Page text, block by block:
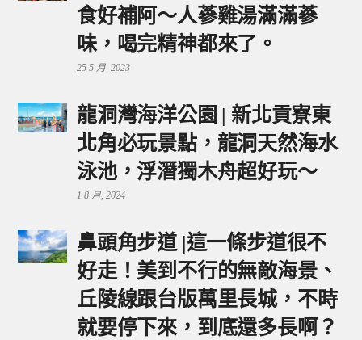
食好補阿～人蔘雞湯滿滿蔘
味，喝完精神都來了。
25 5 月, 2023
龍洞灣海洋公園 | 新北貢寮東
北角必玩景點，龍洞天然海水
泳池，浮潛獨木舟超好玩～
1 8 月, 2024
鼻頭角步道 |這一條步道很不
好走！美到不行的無敵海景、
丘陵線跟台版萬里長城，不時
就要停下來，到底還多長啊？